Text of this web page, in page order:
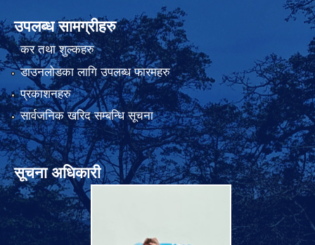
उपलब्ध सामग्रीहरु
कर तथा शुल्कहरु
डाउनलोडका लागि उपलब्ध फारमहरु
प्रकाशनहरु
सार्वजनिक खरिद सम्बन्धि सूचना
सूचना अधिकारी